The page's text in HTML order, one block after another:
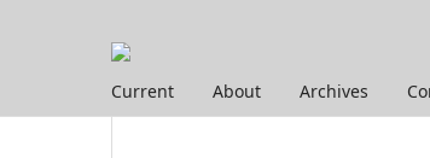
Current About Archives